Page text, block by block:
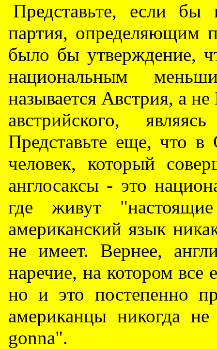
Представьте, если
партия, определяющим
было бы утверждение,
национальным
называется Австрия, а
австрийского,
Представьте еще, что
человек, который
англосаксы - это
где живут
американский язык
не имеет. Вернее,
наречие, на котором все
но и это постепенно
американцы никогда
gonna".